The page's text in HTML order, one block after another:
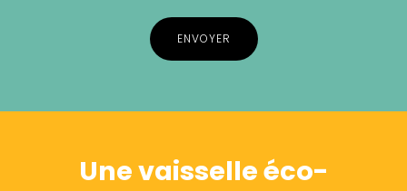
Une vaisselle éco-